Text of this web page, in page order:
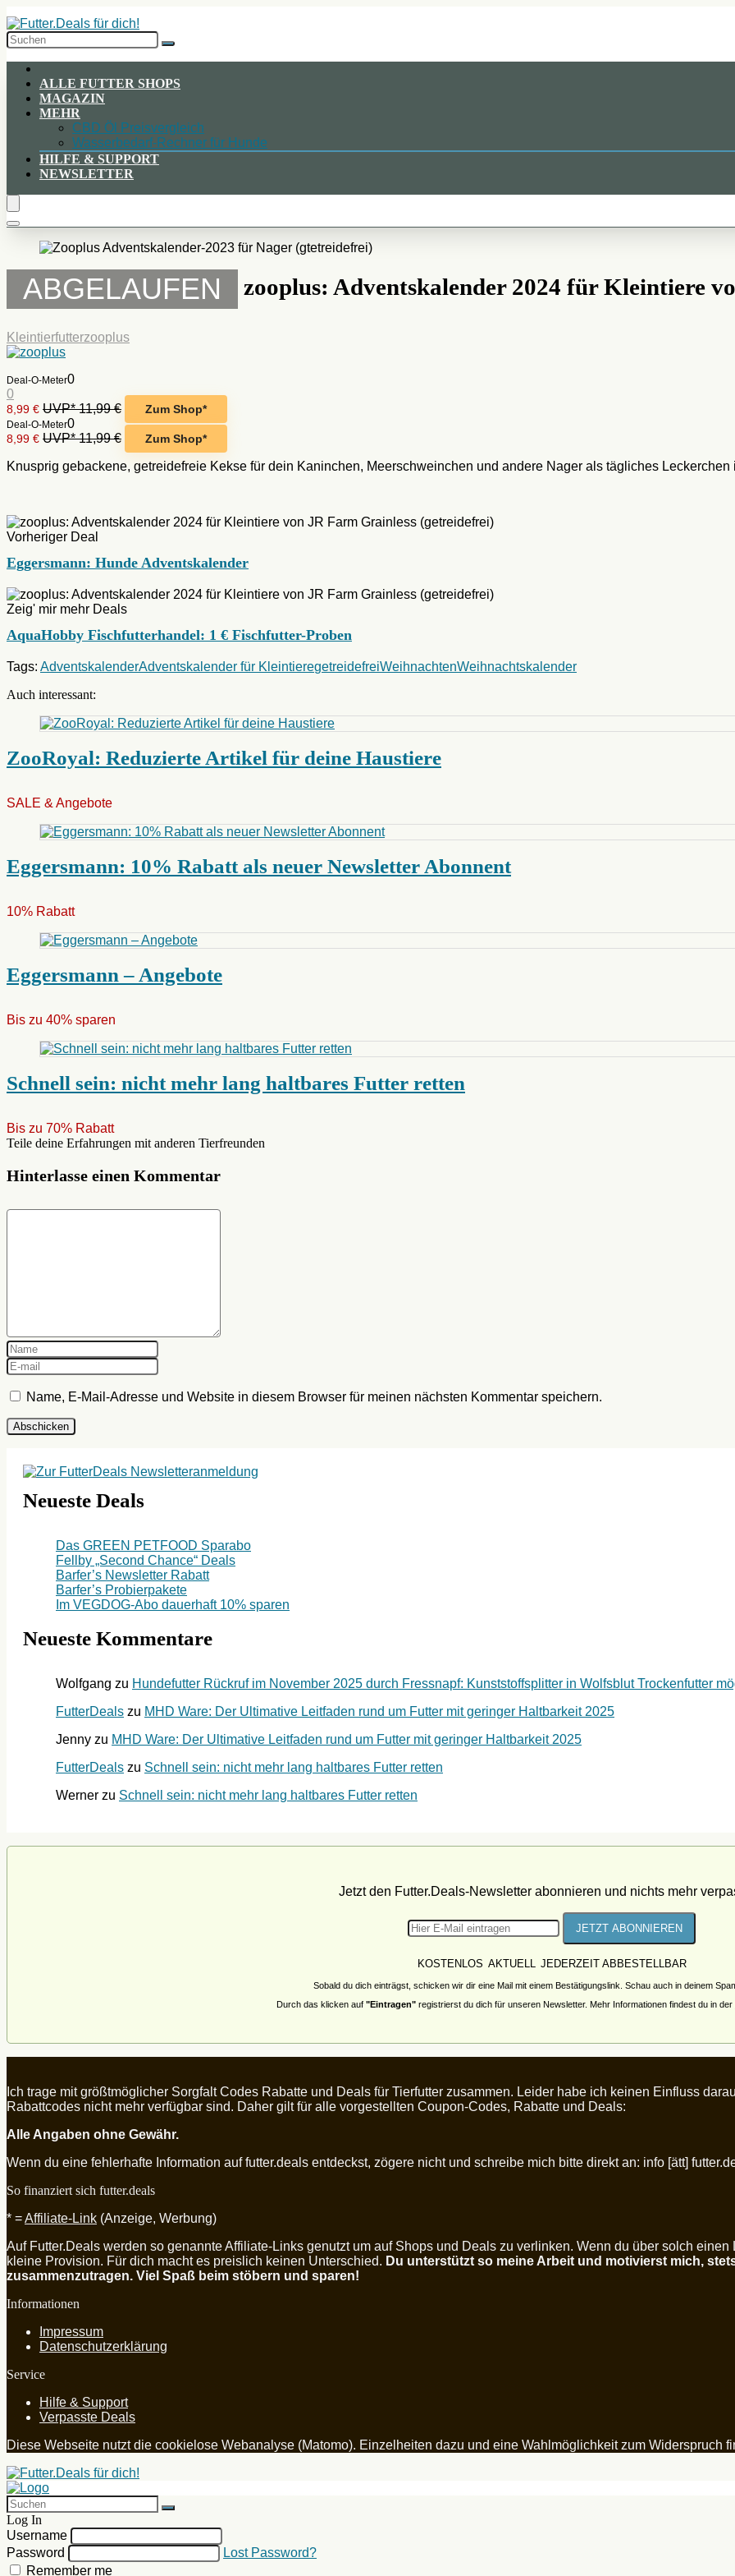
to
Content
ALLE FUTTER SHOPS
MAGAZIN
MEHR
CBD Öl Preisvergleich
Wasserbedarf-Rechner für Hunde
HILFE & SUPPORT
NEWSLETTER
ABGELAUFEN zooplus: Adventskalender 2024 für Kleintiere
Kleintierfutterzooplus
Deal-O-Meter0
0
8,99 € UVP* 11,99 € Zum Shop*
Deal-O-Meter0
8,99 € UVP* 11,99 € Zum Shop*
Knusprig gebackene, getreidefreie Kekse für dein Kaninchen, Meerschweinchen und andere Nager als tägliches
Vorheriger Deal
Eggersmann: Hunde Adventskalender
Zeig' mir mehr Deals
AquaHobby Fischfutterhandel: 1 € Fischfutter-Proben
Tags: AdventskalenderAdventskalender für KleintieregetreidefreiWeihnachtenWeihnachtskalender
Auch interessant:
ZooRoyal: Reduzierte Artikel für deine Haustiere
SALE & Angebote
Eggersmann: 10% Rabatt als neuer Newsletter Abonnent
10% Rabatt
Eggersmann – Angebote
Bis zu 40% sparen
Schnell sein: nicht mehr lang haltbares Futter retten
Bis zu 70% Rabatt
Teile deine Erfahrungen mit anderen Tierfreunden
Hinterlasse einen Kommentar
Name, E-Mail-Adresse und Website in diesem Browser für meinen nächsten Kommentar speichern.
Neueste Deals
Das GREEN PETFOOD Sparabo
Fellby „Second Chance“ Deals
Barfer’s Newsletter Rabatt
Barfer’s Probierpakete
Im VEGDOG-Abo dauerhaft 10% sparen
Neueste Kommentare
Wolfgang zu Hundefutter Rückruf im November 2025 durch Fressnapf: Kunststoffsplitter in Wolfsblut Trockenfutter
FutterDeals zu MHD Ware: Der Ultimative Leitfaden rund um Futter mit geringer Haltbarkeit 2025
Jenny zu MHD Ware: Der Ultimative Leitfaden rund um Futter mit geringer Haltbarkeit 2025
FutterDeals zu Schnell sein: nicht mehr lang haltbares Futter retten
Werner zu Schnell sein: nicht mehr lang haltbares Futter retten
Jetzt den Futter.Deals-Newsletter abonnieren und nichts mehr
KOSTENLOS AKTUELL JEDERZEIT ABBESTELLBAR
Sobald du dich einträgst, schicken wir dir eine Mail mit einem Bestätigungslink. Schau auch in deinem
Durch das klicken auf "Eintragen" registrierst du dich für unseren Newsletter. Mehr Informationen findest du in der
Ich trage mit größtmöglicher Sorgfalt Codes Rabatte und Deals für Tierfutter zusammen. Leider habe ich keinen Einfluss
Rabattcodes nicht mehr verfügbar sind. Daher gilt für alle vorgestellten Coupon-Codes, Rabatte und Deals:
Alle Angaben ohne Gewähr.
Wenn du eine fehlerhafte Information auf futter.deals entdeckst, zögere nicht und schreibe mich bitte direkt an: info [ätt]
So finanziert sich futter.deals
* =Affiliate-Link (Anzeige, Werbung)
Auf Futter.Deals werden so genannte Affiliate-Links genutzt um auf Shops und Deals zu verlinken. Wenn du über solch
kleine Provision. Für dich macht es preislich keinen Unterschied. Du unterstützt so meine Arbeit und motivierst mich,
zusammenzutragen. Viel Spaß beim stöbern und sparen!
Informationen
Impressum
Datenschutzerklärung
Service
Hilfe & Support
Verpasste Deals
Diese Webseite nutzt die cookielose Webanalyse (Matomo). Einzelheiten dazu und eine Wahlmöglichkeit zum Widerspruch
Log In
Username
Password
Lost Password?
Remember me